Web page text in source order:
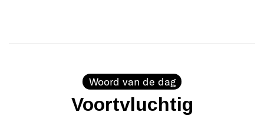
Woord van de dag
Voortvluchtig